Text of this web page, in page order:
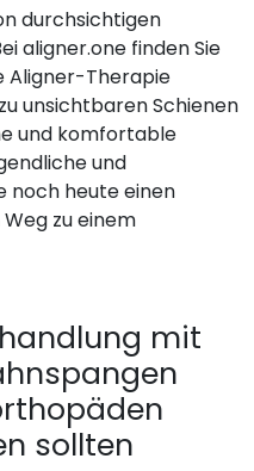
durchsichtigen
aligner.one finden Sie
Aligner-Therapie
unsichtbaren Schienen
und komfortable
und
noch heute einen
zu einem
mit
sollten